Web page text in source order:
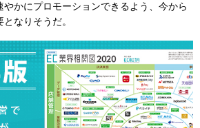
かにプロモーションできるよう、今から
なりそうだ。